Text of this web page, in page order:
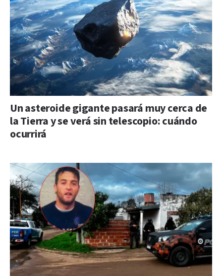
Un asteroide gigante pasará muy cerca de
la Tierra y se verá sin telescopio: cuándo
ocurrirá